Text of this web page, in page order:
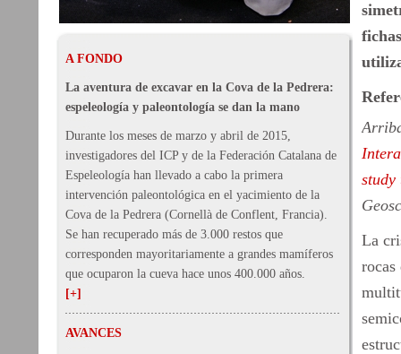
A FONDO
La aventura de excavar en la Cova de la Pedrera:
espeleología y paleontología se dan la mano
Durante los meses de marzo y abril de 2015,
investigadores del ICP y de la Federación Catalana de
Espeleología han llevado a cabo la primera
intervención paleontológica en el yacimiento de la
Cova de la Pedrera (Cornellà de Conflent, Francia).
Se han recuperado más de 3.000 restos que
corresponden mayoritariamente a grandes mamíferos
que ocuparon la cueva hace unos 400.000 años.
[+]
AVANCES
study
La
rocas